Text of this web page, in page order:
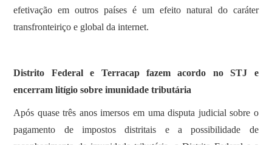
efetivação em outros países é um efeito natural do caráter
transfronteiriço e global da internet.
Distrito Federal e Terracap fazem acordo no STJ e
encerram litígio sobre imunidade tributária
Após quase três anos imersos em uma disputa judicial sobre o
pagamento de impostos distritais e a possibilidade de